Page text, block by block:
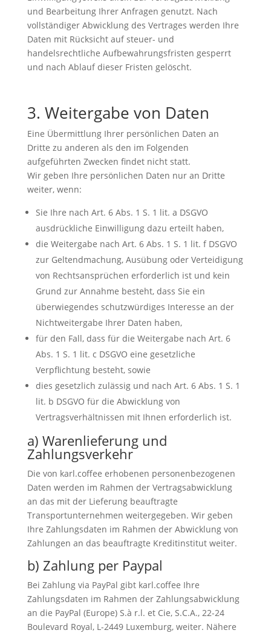
und Bearbeitung Ihrer Anfragen genutzt. Nach
vollständiger Abwicklung des Vertrages werden Ihre
Daten mit Rücksicht auf steuer- und
handelsrechtliche Aufbewahrungsfristen gesperrt
und nach Ablauf dieser Fristen gelöscht.
3. Weitergabe von Daten
Eine Übermittlung Ihrer persönlichen Daten an
Dritte zu anderen als den im Folgenden
aufgeführten Zwecken findet nicht statt.
Wir geben Ihre persönlichen Daten nur an Dritte
weiter, wenn:
Sie Ihre nach Art. 6 Abs. 1 S. 1 lit. a DSGVO
ausdrückliche Einwilligung dazu erteilt haben,
die Weitergabe nach Art. 6 Abs. 1 S. 1 lit. f DSGVO
zur Geltendmachung, Ausübung oder Verteidigung
von Rechtsansprüchen erforderlich ist und kein
Grund zur Annahme besteht, dass Sie ein
überwiegendes schutzwürdiges Interesse an der
Nichtweitergabe Ihrer Daten haben,
für den Fall, dass für die Weitergabe nach Art. 6
Abs. 1 S. 1 lit. c DSGVO eine gesetzliche
Verpflichtung besteht, sowie
dies gesetzlich zulässig und nach Art. 6 Abs. 1 S. 1
lit. b DSGVO für die Abwicklung von
Vertragsverhältnissen mit Ihnen erforderlich ist.
a) Warenlieferung und
Zahlungsverkehr
Die von karl.coffee erhobenen personenbezogenen
Daten werden im Rahmen der Vertragsabwicklung
an das mit der Lieferung beauftragte
Transportunternehmen weitergegeben. Wir geben
Ihre Zahlungsdaten im Rahmen der Abwicklung von
Zahlungen an das beauftragte Kreditinstitut weiter.
b) Zahlung per Paypal
Bei Zahlung via PayPal gibt karl.coffee Ihre
Zahlungsdaten im Rahmen der Zahlungsabwicklung
an die PayPal (Europe) S.à r.l. et Cie, S.C.A., 22-24
Boulevard Royal, L-2449 Luxemburg, weiter. Nähere